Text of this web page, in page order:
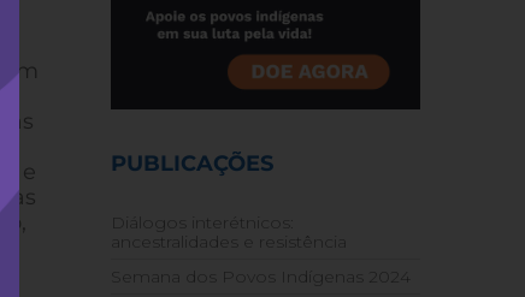
e
PUBLICAÇÕES
Diálogos interétnicos:
ancestralidades e resistência
Semana dos Povos Indígenas 2024